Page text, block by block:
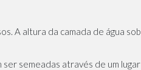
A altura da camada de água
semeadas através de um